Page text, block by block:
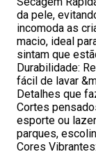
da pele,
incomoda as
macio, ideal
sintam que
Durabilidade:
fácil de lavar
Detalhes que
Cortes
esporte ou
parques,
Cores